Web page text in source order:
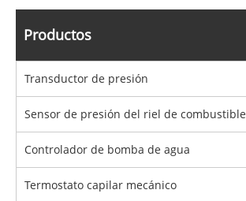
Productos
Transductor de presión
Sensor de presión del riel de combustible
Controlador de bomba de agua
Termostato capilar mecánico